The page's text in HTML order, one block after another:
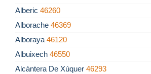
Alberic 46260
Alborache 46369
Alboraya 46120
Albuixech 46550
Alcàntera De Xúquer 46293